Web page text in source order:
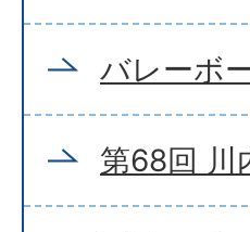
バレーボ
第68回 川